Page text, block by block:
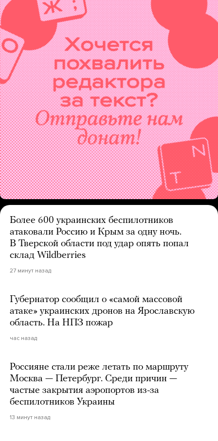
Более 600 украинских беспилотников
атаковали Россию и Крым за одну ночь.
В Тверской области под удар опять попал
склад Wildberries
27 минут назад
Губернатор сообщил о «самой массовой
атаке» украинских дронов на Ярославскую
область. На НПЗ пожар
час назад
Россияне стали реже летать по маршруту
Москва — Петербург. Среди причин —
частые закрытия аэропортов из-за
беспилотников Украины
13 минут назад